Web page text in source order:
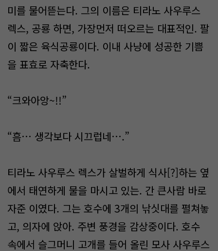
미를 물어뜯는다. 그의 이름은 티라노 사우루스
렉스, 공룡 하면, 가장먼저 떠오르는 대표적인. 팔
이 짧은 육식공룡이다. 이내 사냥에 성공한 기쁨
을 표효로 자축한다.
“크와아앙~!!”
“흠… 생각보다 시끄럽네….”
티라노 사우루스 렉스가 살벌하게 식사[?]하는 옆
에서 태연하게 물을 마시고 있는. 간 큰사람 바로
자준 이였다. 그는 호수에 3개의 낚싯대를 펼쳐놓
고, 의자에 앉아. 주변 풍경을 감상중이다. 호수
속에서 슬그머니 고개를 들어 올린 모사 사우루스